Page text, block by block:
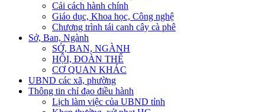
Cải cách hành chính
Giáo dục, Khoa học, Công nghệ
Chương trình tái canh cây cà phê
Sở, Ban, Ngành
SỞ, BAN, NGÀNH
HỘI, ĐOÀN THỂ
CƠ QUAN KHÁC
UBND các xã, phường
Thông tin chỉ đạo điều hành
Lịch làm việc của UBND tỉnh